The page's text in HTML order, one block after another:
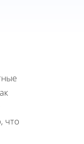
что